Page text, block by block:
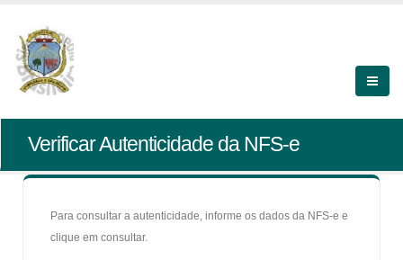
Verificar Autenticidade da NFS-e
Para consultar a autenticidade, informe os dados da NFS-e e
clique em consultar.